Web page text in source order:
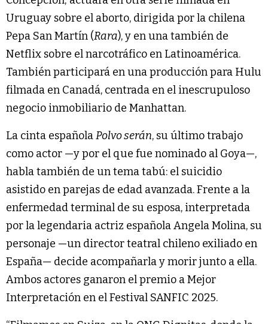
Uruguay sobre el aborto, dirigida por la chilena
Pepa San Martín (Rara), y en una también de
Netflix sobre el narcotráfico en Latinoamérica.
También participará en una producción para Hulu
filmada en Canadá, centrada en el inescrupuloso
negocio inmobiliario de Manhattan.
La cinta españolaPolvo serán, su último trabajo
como actor —y por el que fue nominado al Goya—,
habla también de un tema tabú: el suicidio
asistido en parejas de edad avanzada. Frente a la
enfermedad terminal de su esposa, interpretada
por la legendaria actriz española Angela Molina, su
personaje —un director teatral chileno exiliado en
España— decide acompañarla y morir junto a ella.
Ambos actores ganaron el premio a Mejor
Interpretación en el Festival SANFIC 2025.